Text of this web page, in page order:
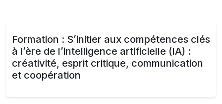
Formation : S’initier aux compétences clés
à l’ère de l’intelligence artificielle (IA) :
créativité, esprit critique, communication
et coopération